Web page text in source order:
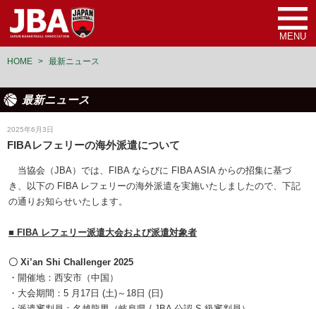
MENU
HOME > 最新ニュース
最新ニュース
2025年6月3日
FIBAレフェリーの海外派遣について
当協会（JBA）では、FIBA ならびに FIBA ASIA からの招集に基づ
き、以下の FIBA レフェリーの海外派遣を実施いたしましたので、下記
の通りお知らせいたします。
■ FIBA レフェリー派遣大会および派遣対象者
〇 Xi’an Shi Challenger 2025
・開催地：西安市（中国）
・大会期間：5 月17日 (土)～18日 (日)